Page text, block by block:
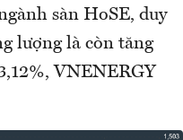
sàn HoSE, duy
lượng là còn tăng
VNENERGY